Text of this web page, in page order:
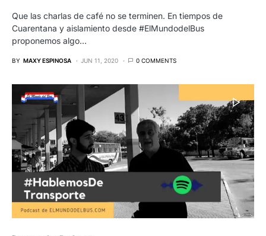
Que las charlas de café no se terminen. En tiempos de
Cuarentana y aislamiento desde #ElMundodelBus
proponemos algo…
BY MAXY ESPINOSA JUN 11, 2020 0 COMMENTS